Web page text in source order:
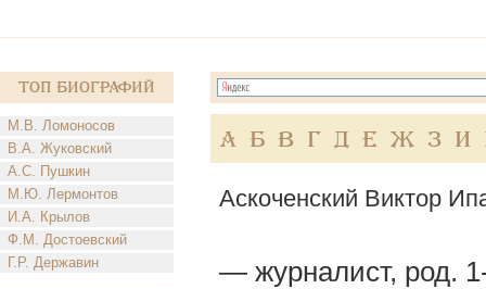
Топ Биографий
М.В. Ломоносов
В.А. Жуковский
А.С. Пушкин
М.Ю. Лермонтов
И.А. Крылов
Ф.М. Достоевский
Г.Р. Державин
А Б В Г Д Е Ж З И
Аскоченский Виктор
— журналист, род.